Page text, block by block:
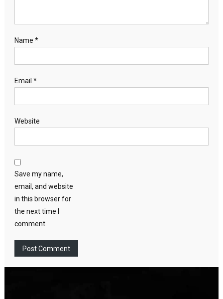
Name *
Email *
Website
Save my name,
email, and website
in this browser for
the next time I
comment.